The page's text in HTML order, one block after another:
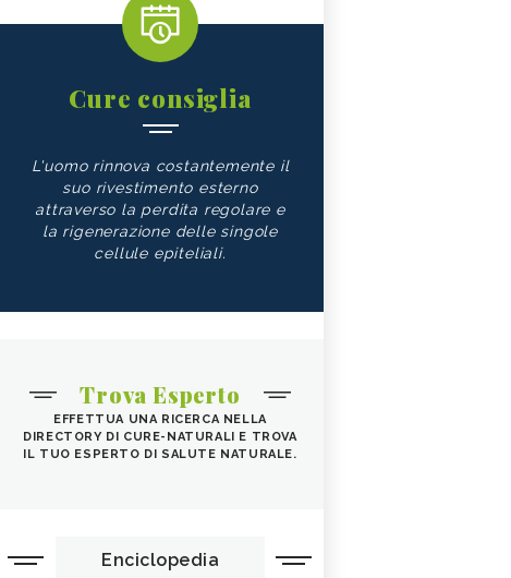
Cure consiglia
L'uomo rinnova costantemente il
suo rivestimento esterno
attraverso la perdita regolare e
la rigenerazione delle singole
cellule epiteliali.
Trova Esperto
EFFETTUA UNA RICERCA NELLA
DIRECTORY DI CURE-NATURALI E TROVA
IL TUO ESPERTO DI SALUTE NATURALE.
Enciclopedia